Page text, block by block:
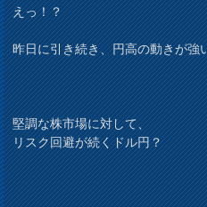
えっ！？
昨日に引き続き、円高の動きが強
堅調な株市場に対して、
リスク回避が続くドル円？